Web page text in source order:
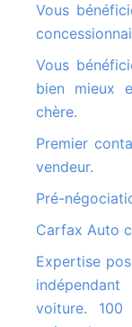
Vous bénéficiez d’un contrat en direct avec le
Vous bénéficiez d'un véhicule mieux équipé et
bien mieux
chère.
Premier contact téléphonique et vérification du
vendeur.
Pré-
Carfax Auto
Expertise possible au prêt d’un cabinet privé et
voiture.